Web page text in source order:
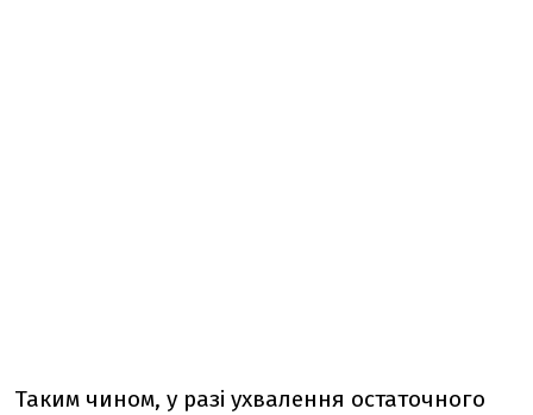
Таким чином, у разі ухвалення остаточного